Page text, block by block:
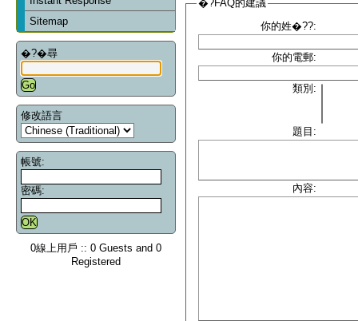
Sitemap
�?�尋
修改語言
帳號:
密碼:
0線上用戶 :: 0 Guests and 0
Registered
�?FAQ的建議
你的姓�??:
你的電郵:
類別:
題目:
內容: